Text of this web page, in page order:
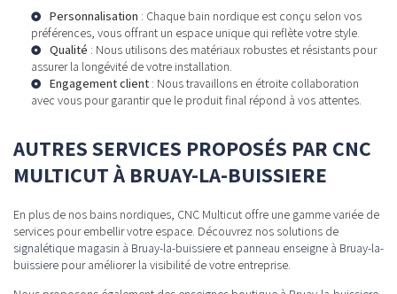
Personnalisation : Chaque bain nordique est conçu selon vos
préférences, vous offrant un espace unique qui reflète votre style.
Qualité : Nous utilisons des matériaux robustes et résistants pour
assurer la longévité de votre installation.
Engagement client : Nous travaillons en étroite collaboration
avec vous pour garantir que le produit final répond à vos attentes.
AUTRES SERVICES PROPOSÉS PAR CNC
MULTICUT À BRUAY-LA-BUISSIERE
En plus de nos bains nordiques, CNC Multicut offre une gamme variée de
services pour embellir votre espace. Découvrez nos solutions de
signalétique magasin à Bruay-la-buissiere et panneau enseigne à Bruay-la-
buissiere pour améliorer la visibilité de votre entreprise.